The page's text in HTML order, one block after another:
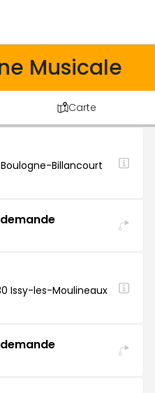
Musicale
Carte
Billancourt
Issy-les-Moulineaux